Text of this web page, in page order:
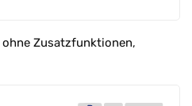
Zusatzfunktionen,